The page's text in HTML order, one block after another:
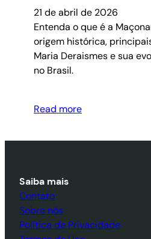
21 de abril de 2026
Entenda o que é a
origem histórica,
Maria Deraismes e sua
no Brasil.
Read more
Saiba mais
Contato
Sobre nós
Política de Privacidade